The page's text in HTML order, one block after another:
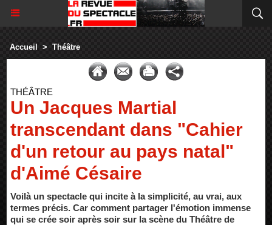
Accueil > Théâtre
THÉÂTRE
Un Jacques Martial
transcendant dans "Cahier
d'un retour au pays natal"
d'Aimé Césaire
Voilà un spectacle qui incite à la simplicité, au vrai, aux
termes précis. Car comment partager l'émotion immense
qui se crée soir après soir sur la scène du Théâtre de